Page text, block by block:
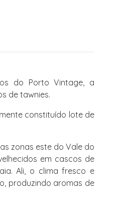
do Porto Vintage, a
de tawnies.
constituído lote de
zonas este do Vale do
em cascos de
Ali, o clima fresco e
produzindo aromas de